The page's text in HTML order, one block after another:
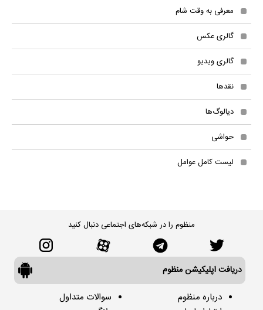
معرفی به وقت شام
گالری عکس
گالری ویدیو
نقدها
دیالوگ‌ها
حواشی
لیست کامل عوامل
منظوم را در شبکه‌های اجتماعی دنبال کنید
دریافت اپلیکیشن منظوم
درباره منظوم
سوالات متداول